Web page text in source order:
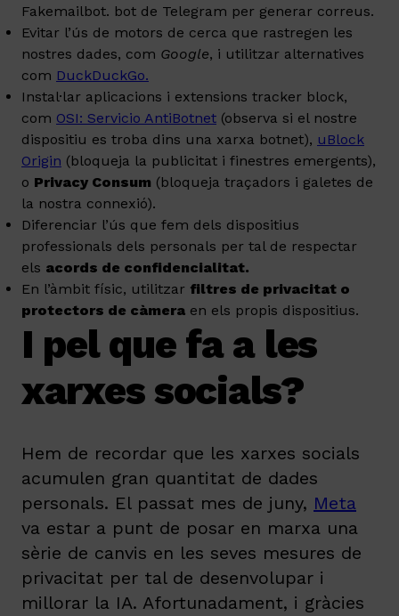
Fakemailbot. bot de Telegram per generar correus.
Evitar l’ús de motors de cerca que rastregen les
nostres dades, com Google, i utilitzar alternatives
com DuckDuckGo.
Instal·lar aplicacions i extensions tracker block,
com OSI: Servicio AntiBotnet (observa si el nostre
dispositiu es troba dins una xarxa botnet), uBlock
Origin (bloqueja la publicitat i finestres emergents),
o Privacy Consum (bloqueja traçadors i galetes de
la nostra connexió).
Diferenciar l’ús que fem dels dispositius
professionals dels personals per tal de respectar
els acords de confidencialitat.
En l’àmbit físic, utilitzar filtres de privacitat o
protectors de càmera en els propis dispositius.
I pel que fa a les
xarxes socials?
Hem de recordar que les xarxes socials
acumulen gran quantitat de dades
personals. El passat mes de juny, Meta
va estar a punt de posar en marxa una
sèrie de canvis en les seves mesures de
privacitat per tal de desenvolupar i
millorar la IA. Afortunadament, i gràcies